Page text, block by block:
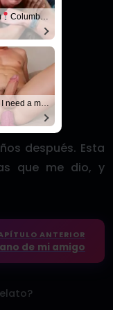
después. Esta
que me dio, y
ANTERIOR
de mi amigo
Columbus
for a spicy night...